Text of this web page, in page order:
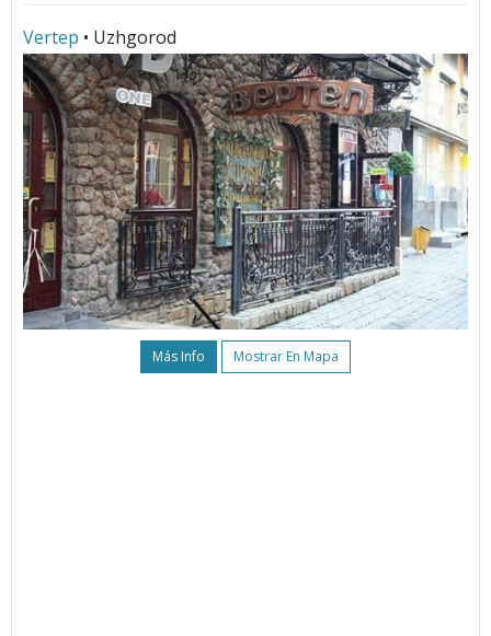
Vertep • Uzhgorod
Más Info Mostrar En Mapa